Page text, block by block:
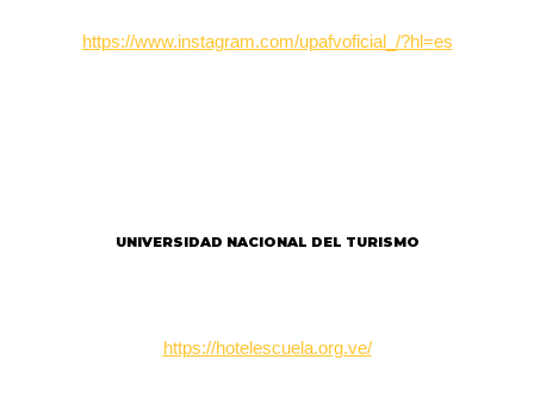
https://www.instagram.com/upafvoficial_/?hl=es
UNIVERSIDAD NACIONAL DEL TURISMO
https://hotelescuela.org.ve/